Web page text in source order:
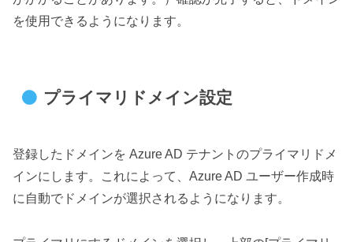
を使用できるようになります。
プライマリドメイン設定
登録したドメインを Azure AD テナントのプライマリドメ
インにします。これによって、Azure AD ユーザー作成時
に自動でドメインが選択されるようになります。